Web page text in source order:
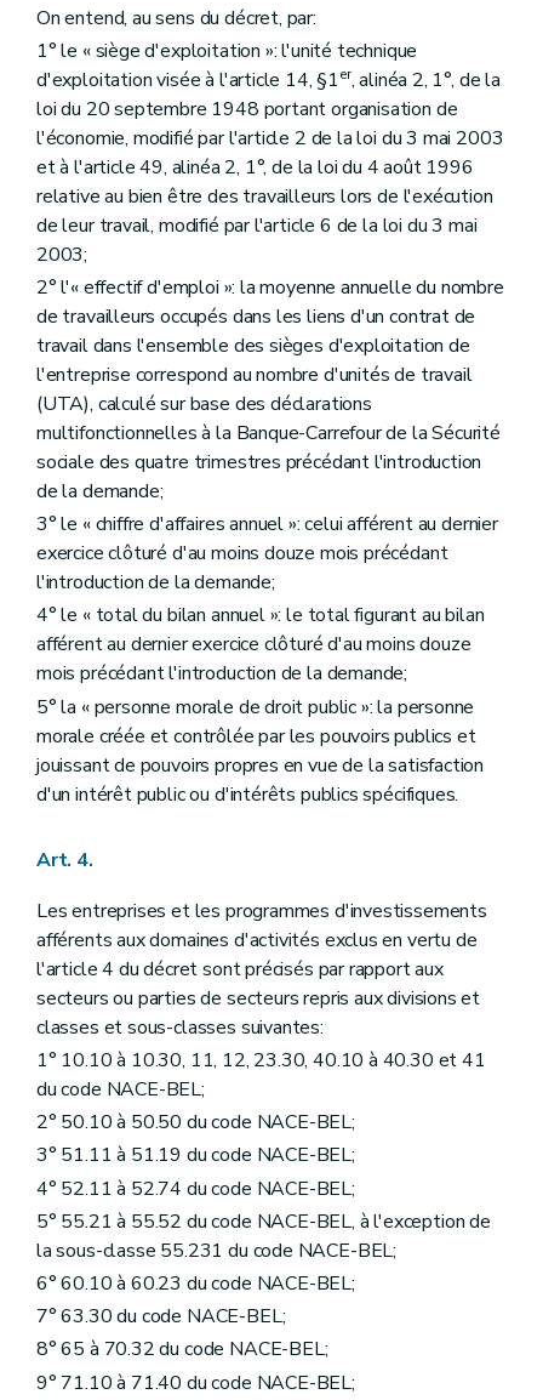
On entend, au sens du décret, par:
1° le « siège d'exploitation »: l'unité technique
d'exploitation visée à l'article 14, §1er, alinéa 2, 1°, de la
loi du 20 septembre 1948 portant organisation de
l'économie, modifié par l'article 2 de la loi du 3 mai 2003
et à l'article 49, alinéa 2, 1°, de la loi du 4 août 1996
relative au bien être des travailleurs lors de l'exécution
de leur travail, modifié par l'article 6 de la loi du 3 mai
2003;
2° l'« effectif d'emploi »: la moyenne annuelle du nombre
de travailleurs occupés dans les liens d'un contrat de
travail dans l'ensemble des sièges d'exploitation de
l'entreprise correspond au nombre d'unités de travail
(UTA), calculé sur base des déclarations
multifonctionnelles à la Banque-Carrefour de la Sécurité
sociale des quatre trimestres précédant l'introduction
de la demande;
3° le « chiffre d'affaires annuel »: celui afférent au dernier
exercice clôturé d'au moins douze mois précédant
l'introduction de la demande;
4° le « total du bilan annuel »: le total figurant au bilan
afférent au dernier exercice clôturé d'au moins douze
mois précédant l'introduction de la demande;
5° la « personne morale de droit public »: la personne
morale créée et contrôlée par les pouvoirs publics et
jouissant de pouvoirs propres en vue de la satisfaction
d'un intérêt public ou d'intérêts publics spécifiques.
Art. 4.
Les entreprises et les programmes d'investissements
afférents aux domaines d'activités exclus en vertu de
l'article 4 du décret sont précisés par rapport aux
secteurs ou parties de secteurs repris aux divisions et
classes et sous-classes suivantes:
1° 10.10 à 10.30, 11, 12, 23.30, 40.10 à 40.30 et 41
du code NACE-BEL;
2° 50.10 à 50.50 du code NACE-BEL;
3° 51.11 à 51.19 du code NACE-BEL;
4° 52.11 à 52.74 du code NACE-BEL;
5° 55.21 à 55.52 du code NACE-BEL, à l'exception de
la sous-classe 55.231 du code NACE-BEL;
6° 60.10 à 60.23 du code NACE-BEL;
7° 63.30 du code NACE-BEL;
8° 65 à 70.32 du code NACE-BEL;
9° 71.10 à 71.40 du code NACE-BEL;